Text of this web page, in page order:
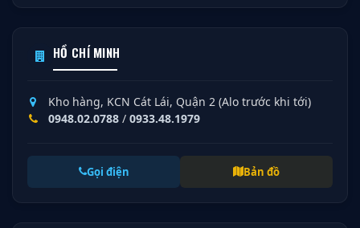
HỒ CHÍ MINH
Kho hàng, KCN Cát Lái, Quận 2 (Alo trước khi tới)
0948.02.0788 / 0933.48.1979
Gọi điện Bản đồ